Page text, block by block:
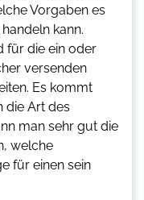
Vorgaben es
kann.
für die ein oder
versenden
Es kommt
die Art des
man sehr gut die
welche
für einen sein